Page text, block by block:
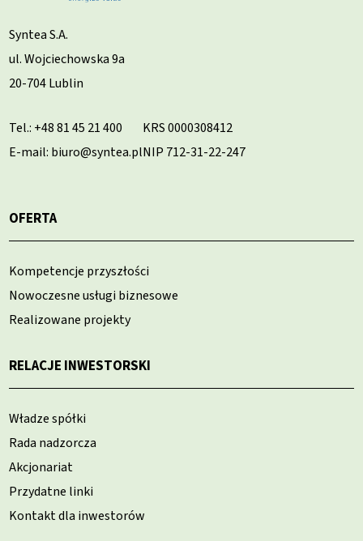
Syntea S.A.
ul. Wojciechowska 9a
20-704 Lublin
Tel.: +48 81 45 21 400
E-mail: biuro@syntea.pl
KRS 0000308412
NIP 712-31-22-247
OFERTA
Kompetencje przyszłości
Nowoczesne usługi biznesowe
Realizowane projekty
RELACJE INWESTORSKI
Władze spółki
Rada nadzorcza
Akcjonariat
Przydatne linki
Kontakt dla inwestorów